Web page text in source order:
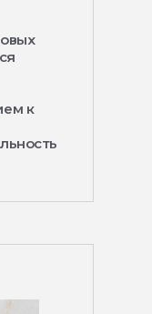
к